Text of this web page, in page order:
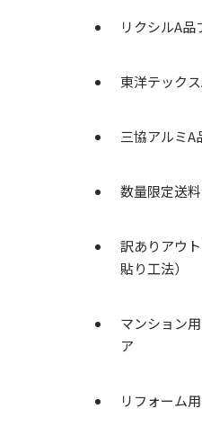
リクシルA品
東洋テック
三協アルミA
数量限定送
訳ありアウ
貼り工法）
マンション
ア
リフォーム